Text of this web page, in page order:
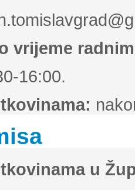
vrijeme
16:00.
u